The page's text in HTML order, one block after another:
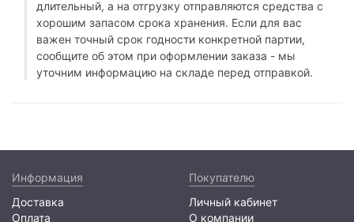
длительный, а на отгрузку отправляются средства с
хорошим запасом срока хранения. Если для вас
важен точный срок годности конкретной партии,
сообщите об этом при оформлении заказа - мы
уточним информацию на складе перед отправкой.
Информация
Доставка
Оплата
Покупателю
Личный кабинет
О компании